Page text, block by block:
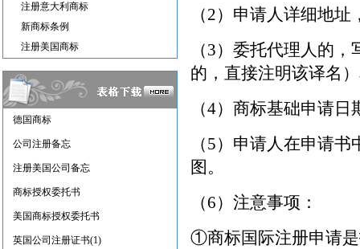
注册意大利商标
新商标条例
注册美国商标
德国商标
公司注册备忘
注册美国公司备忘
商标授权委托书
美国商标授权委托书
英国公司注册证书(1)
（2）申请人详细地
（3）委托代理人的
的，直接注明该译名
（4）商标基础申请
（5）申请人在申请
图。
（6）注意事项：
①商标国际注册申请